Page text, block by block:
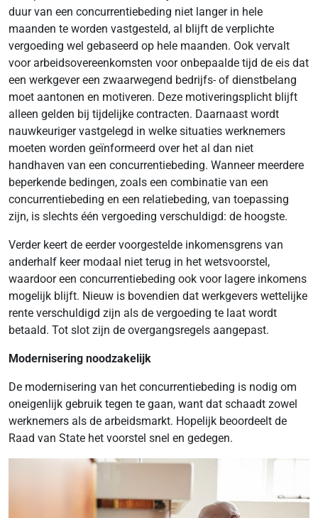
duur van een concurrentiebeding niet langer in hele
maanden te worden vastgesteld, al blijft de verplichte
vergoeding wel gebaseerd op hele maanden. Ook vervalt
voor arbeidsovereenkomsten voor onbepaalde tijd de eis dat
een werkgever een zwaarwegend bedrijfs- of dienstbelang
moet aantonen en motiveren. Deze motiveringsplicht blijft
alleen gelden bij tijdelijke contracten. Daarnaast wordt
nauwkeuriger vastgelegd in welke situaties werknemers
moeten worden geïnformeerd over het al dan niet
handhaven van een concurrentiebeding. Wanneer meerdere
beperkende bedingen, zoals een combinatie van een
concurrentiebeding en een relatiebeding, van toepassing
zijn, is slechts één vergoeding verschuldigd: de hoogste.
Verder keert de eerder voorgestelde inkomensgrens van
anderhalf keer modaal niet terug in het wetsvoorstel,
waardoor een concurrentiebeding ook voor lagere inkomens
mogelijk blijft. Nieuw is bovendien dat werkgevers wettelijke
rente verschuldigd zijn als de vergoeding te laat wordt
betaald. Tot slot zijn de overgangsregels aangepast.
Modernisering noodzakelijk
De modernisering van het concurrentiebeding is nodig om
oneigenlijk gebruik tegen te gaan, want dat schaadt zowel
werknemers als de arbeidsmarkt. Hopelijk beoordeelt de
Raad van State het voorstel snel en gedegen.